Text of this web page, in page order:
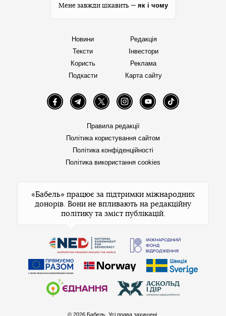
Мене завжди цікавить — як і чому
Новини
Тексти
Користь
Подкасти
Редакція
Інвестори
Реклама
Карта сайту
FacebookTelegramTwitter InstagramYouTube TikTok
Правила редакції
Політика користування сайтом
Політика конфіденційності
Політика використання cookies
«Бабель» працює за підтримки міжнародних
донорів. Вони не впливають на редакційну
політику та зміст публікацій.
© 2026 Бабель. Усі права захищені.